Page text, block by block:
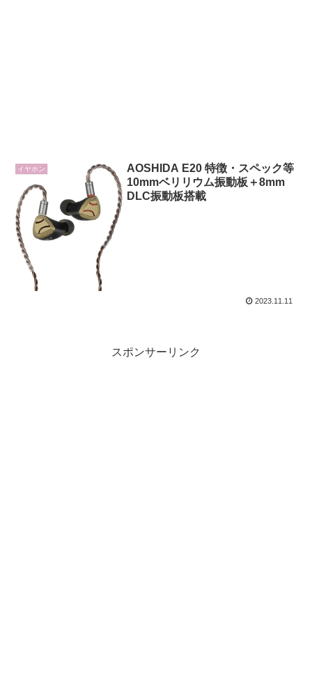
イヤホン
AOSHIDA E20 特徴・スペック等
10mmベリリウム振動板＋8mm
DLC振動板搭載
2023.11.11
スポンサーリンク